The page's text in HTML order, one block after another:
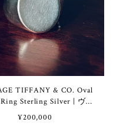
TIFFANY & CO. Oval
Sterling Silver | ヴィ
ジ ティファニー オーバル
ット リング スターリング
¥200,000